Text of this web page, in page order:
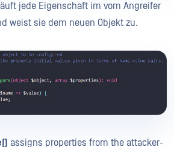
jede Eigenschaft im vom Angreifer
weist sie dem neuen Objekt zu.
assigns properties from the attacker-